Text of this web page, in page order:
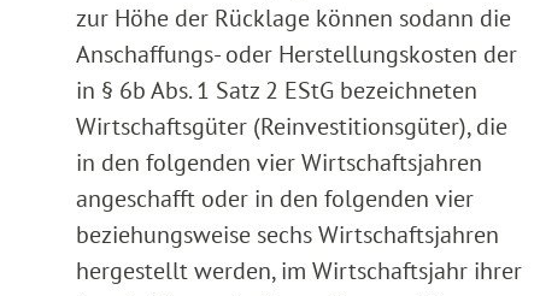
zur Höhe der Rücklage können sodann die
Anschaffungs- oder Herstellungskosten der
in § 6b Abs. 1 Satz 2 EStG bezeichneten
Wirtschaftsgüter (Reinvestitionsgüter), die
in den folgenden vier Wirtschaftsjahren
angeschafft oder in den folgenden vier
beziehungsweise sechs Wirtschaftsjahren
hergestellt werden, im Wirtschaftsjahr ihrer